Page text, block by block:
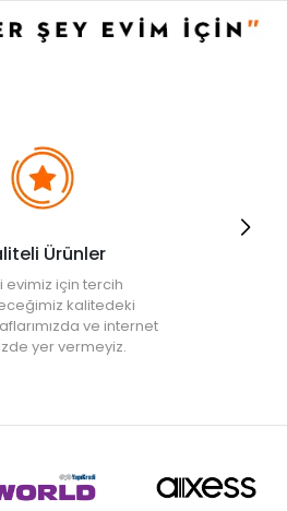
ve uygun bulunmayan siparişler
Ürünler
evimiz için tercih
kalitedeki
ve internet
yer vermeyiz.